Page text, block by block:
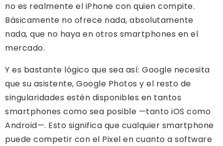
no es realmente el iPhone con quien compite.
Básicamente no ofrece nada, absolutamente
nada, que no haya en otros smartphones en el
mercado.
Y es bastante lógico que sea así: Google necesita
que su asistente, Google Photos y el resto de
singularidades estén disponibles en tantos
smartphones como sea posible —tanto iOS como
Android—. Esto significa que cualquier smartphone
puede competir con el Pixel en cuanto a software